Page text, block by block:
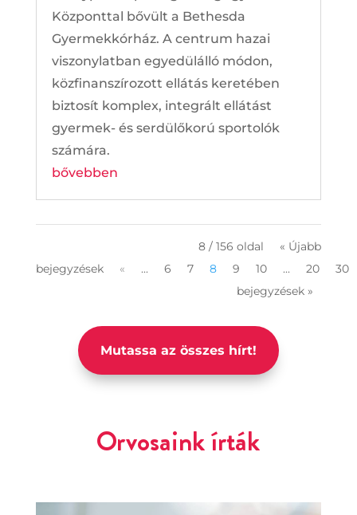
Központtal bővült a Bethesda
Gyermekkórház. A centrum hazai
viszonylatban egyedülálló módon,
közfinanszírozott ellátás keretében
biztosít komplex, integrált ellátást
gyermek- és serdülőkorú sportolók
számára.
bővebben
8 / 156 oldal
« Újabb
bejegyzések
« ... 6 7 8 9 10 ... 20
30
bejegyzések »
Mutassa az összes hírt!
Orvosaink írták